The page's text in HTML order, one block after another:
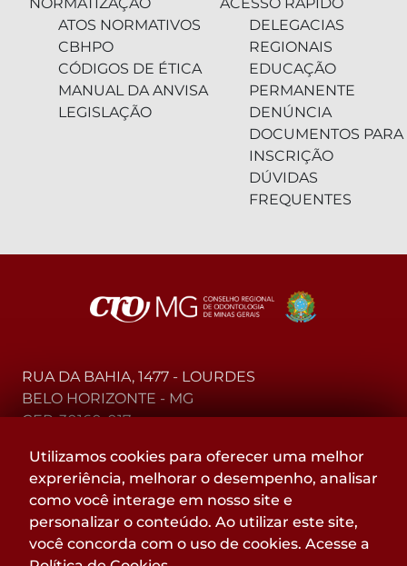
ATOS NORMATIVOS
CBHPO
CÓDIGOS DE ÉTICA
MANUAL DA ANVISA
LEGISLAÇÃO
DELEGACIAS
REGIONAIS
EDUCAÇÃO
PERMANENTE
DENÚNCIA
DOCUMENTOS PARA
INSCRIÇÃO
DÚVIDAS
FREQUENTES
RUA DA BAHIA, 1477 - LOURDES
BELO HORIZONTE - MG
CEP: 30160-017
(31) 2104-3000 - WhatsApp
0800-015-4000 - Telefone
Acompanhe
Utilizamos cookies para oferecer uma melhor
expreriência, melhorar o desempenho, analisar
como você interage em nosso site e
personalizar o conteúdo. Ao utilizar este site,
você concorda com o uso de cookies. Acesse a